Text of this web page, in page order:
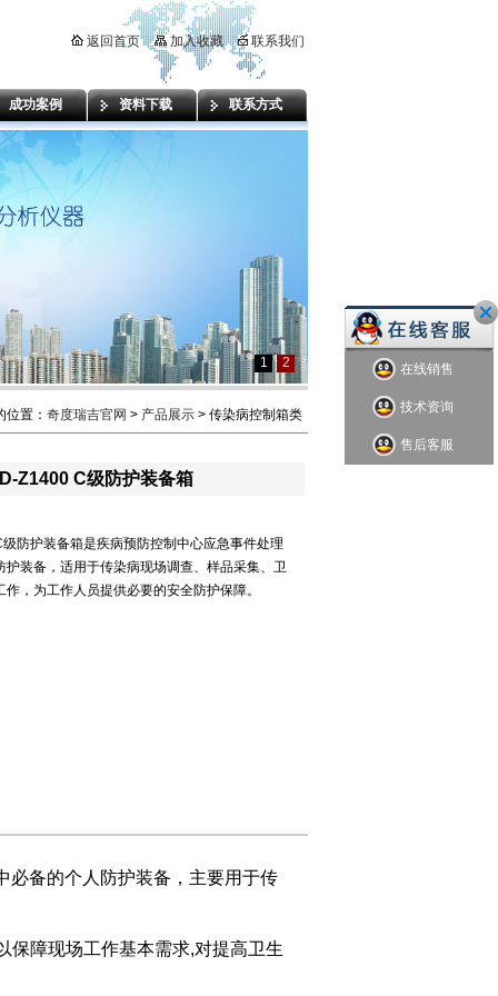
返回首页 加入收藏 联系我们
成功案例 资料下载 联系方式
1 2
位置： 奇度瑞吉官网 > 产品展示 > 传染病控制箱类
Z1400 C级防护装备箱
防护装备箱是疾病预防控制中心应急事件处理
护装备，适用于传染病现场调查、样品采集、卫
，为工作人员提供必要的安全防护保障。
备的个人防护装备，主要用于传
障现场工作基本需求,对提高卫生
在线销售
技术资询
售后客服